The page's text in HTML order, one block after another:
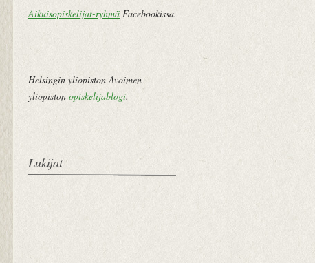
Aikuisopiskelijat-ryhmä Facebookissa.
Helsingin yliopiston Avoimen
yliopiston opiskelijablogi.
Lukijat